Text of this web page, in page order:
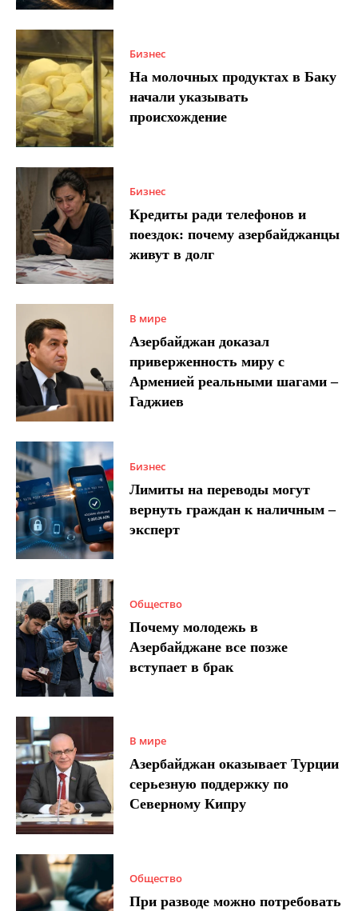
Бизнес
На молочных продуктах в Баку
начали указывать
происхождение
Бизнес
Кредиты ради телефонов и
поездок: почему азербайджанцы
живут в долг
В мире
Азербайджан доказал
приверженность миру с
Арменией реальными шагами –
Гаджиев
Бизнес
Лимиты на переводы могут
вернуть граждан к наличным –
эксперт
Общество
Почему молодежь в
Азербайджане все позже
вступает в брак
В мире
Азербайджан оказывает Турции
серьезную поддержку по
Северному Кипру
Общество
При разводе можно потребовать